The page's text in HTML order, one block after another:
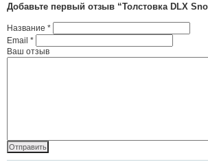
Добавьте первый отзыв “Толстовка DLX
Название *
Email *
Ваш отзыв